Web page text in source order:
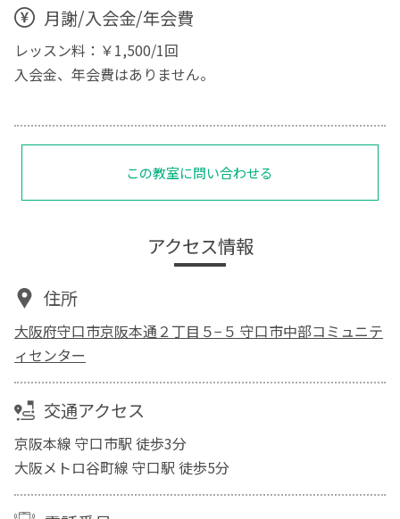
月謝/入会金/年会費
レッスン料：￥1,500/1回
入会金、年会費はありません。
この教室に問い合わせる
アクセス情報
住所
大阪府守口市京阪本通２丁目５−５ 守口市中部コミュニテ
ィセンター
交通アクセス
京阪本線 守口市駅 徒歩3分
大阪メトロ谷町線 守口駅 徒歩5分